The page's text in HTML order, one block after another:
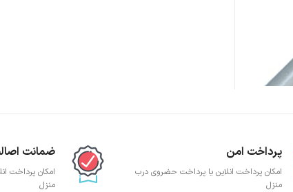
پرداخت امن
امکان پرداخت انلاین یا پرداخت حضروی درب
منزل
ضمانت
امکان پرداخت
منزل